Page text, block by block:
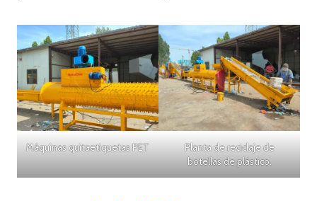
Máquinas quitaetiquetas PET
Planta de reciclaje de
botellas de plástico.